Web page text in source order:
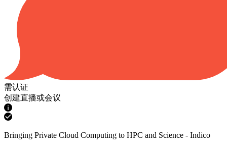
需认证
创建直播或会议
Bringing Private Cloud Computing to HPC and Science - Indico